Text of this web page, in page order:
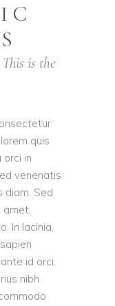
is the
quis
orci in
venenatis
diam. Sed
amet,
In lacinia,
id orci.
nibh